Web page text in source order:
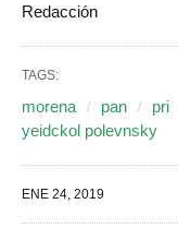
Redacción
TAGS:
morena pan pri
yeidckol polevnsky
ENE 24, 2019